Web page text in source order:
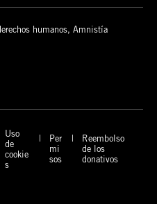
humanos, Amnistía
Uso
de
cookie
s
Per
mi
sos
Reembolso
de los
donativos